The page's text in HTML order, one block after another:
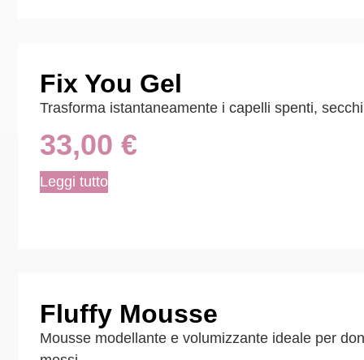
Fix You Gel
Trasforma istantaneamente i capelli spenti,
33,00 €
Leggi tutto
Fluffy Mousse
Mousse modellante e volumizzante ideale per